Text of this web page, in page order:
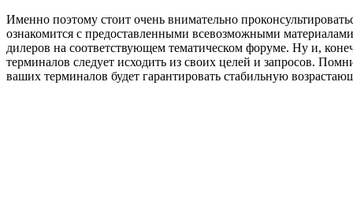
Именно поэтому стоит очень внимательно
ознакомится с предоставленными всевозможными
дилеров на соответствующем тематическом форуме. Ну и,
терминалов следует исходить из своих целей и запросов.
ваших терминалов будет гарантировать стабильную